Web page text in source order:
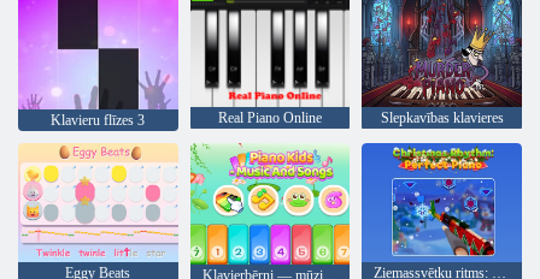
Klavieru flīzes 3 Real Piano Online Slepkavības klavieres
Eggy Beats Klavierbērni — mūzika un dziesmas Ziemassvētku ritms: Perfektas klavieres